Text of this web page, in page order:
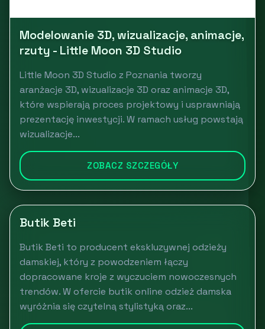
Modelowanie 3D, wizualizacje, animacje,
rzuty - Little Moon 3D Studio
Little Moon 3D Studio z Poznania tworzy
aranżacje 3D, wizualizacje 3D oraz animacje 3D,
które wspierają proces projektowy i usprawniają
prezentację inwestycji. W ramach usług powstają
wizualizacje...
ZOBACZ SZCZEGÓŁY
Butik Beti
Butik Beti to producent ekskluzywnej odzieży
damskiej, który z powodzeniem łączy
dopracowane kroje z wyczuciem nowoczesnych
trendów. W ofercie butik online odzież damska
wyróżnia się czytelną stylistyką oraz...